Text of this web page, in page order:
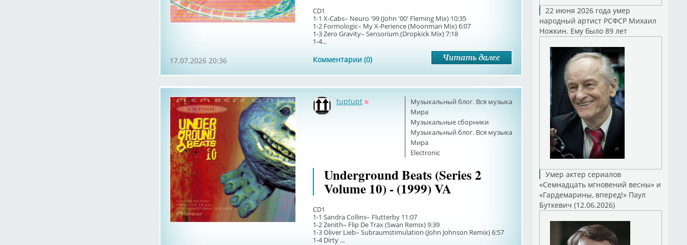
CD1
1-1 X-Cabs– Neuro '99 (John '00' Fleming Mix) 10:35
1-2 Formologic– My X-Perience (Moonman Mix) 6:07
1-3 Zero Gravity– Sensorium (Dropkick Mix) 7:18
1-4...
Комментарии (0)
17.07.2026 20:36
Музыкальный блог. Вся музыка
Мира
Музыкальные сборники
Музыкальный блог. Вся музыка
Мира
Electronic
tuptupt
Underground Beats (Series 2
Volume 10) - (1999) VA
CD1
1-1 Sandra Collins– Flutterby 11:07
1-2 Zenith– Flip De Trax (Swan Remix) 9:39
1-3 Oliver Lieb– Subraumstimulation (John Johnson Remix) 6:57
1-4 Dirty ...
22 июня 2026 года умер
народный артист РСФСР Михаил
Ножкин. Ему было 89 лет
Умер актер сериалов
«Семнадцать мгновений весны» и
«Гардемарины, вперед!» Паул
Буткевич (12.06.2026)